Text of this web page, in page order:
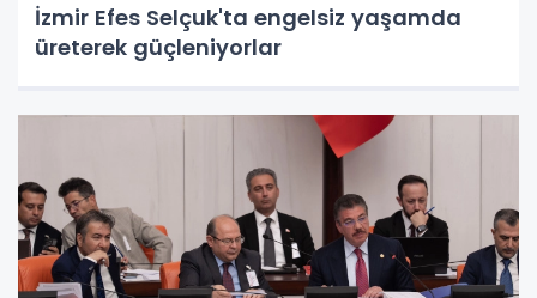
İzmir Efes Selçuk'ta engelsiz yaşamda
üreterek güçleniyorlar